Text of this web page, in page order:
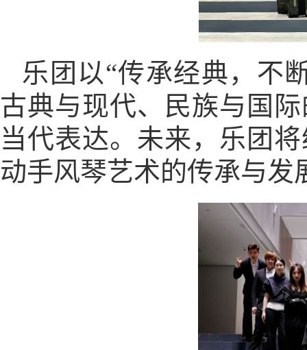
乐团以“传承经典，不
古典与现代、民族与国
当代表达。未来，乐团
动手风琴艺术的传承与发